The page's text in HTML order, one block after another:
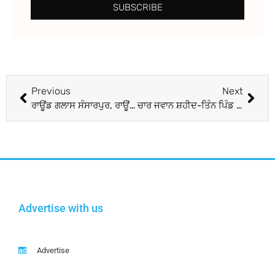
SUBSCRIBE
Previous
ਰਾਊਂਡ ਗਲਾਸ ਸੰਸਾਰਪੁਰ, ਰਾਊਂਡ ਗਲਾਸ ਬੁਤਾਲਾ, ਰਾਉਂਡ ਗਲਾਸ ਤੇਹਿੰਗ ਤੇ ਰਾਊਂਡ ਗਲਾਸ ਧੰਨੋਵਾਲੀ ਕੁਆਰਟਰ ਫਾਈਨਲ ’ਚ, ਸੰਸਾਰਪੁਰ ਦੇ ਮਨੀਸ਼ ਨੇ ਕੀਤੀ ਹੈਟ੍ਰਿਕ
Next
ਚਾਰ ਜਵਾਨ ਸ਼ਹੀਦ-ਤਿੰਨ ਪਿੰਡ ਵਾਸੀਆਂ ਦੀ ਮੌਤ, ਪੁਣਛ ‘ਚ ਸਥਿਤੀ ਦਾ ਜਾਇਜ਼ਾ ਲੈਣ ਜੰਮੂ ਪਹੁੰਚੇ ਰੱਖਿਆ ਮੰਤਰੀ, ਫੌਜ ਮੁਖੀ ਵੀ ਨਾਲ
Advertise with us
Advertise